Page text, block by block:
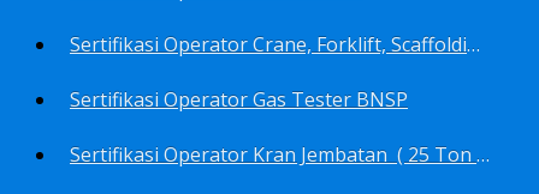
Sertifikasi Operator Crane, Forklift, Scaffolding/Scaffolder, Boiler, Rigger BNSP
Sertifikasi Operator Gas Tester BNSP
Sertifikasi Operator Kran Jembatan ( 25 Ton - 50 Ton - > 50 ) BNSP